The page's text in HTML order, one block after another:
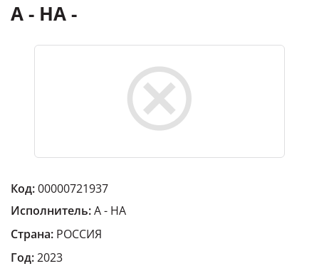
A - HA -
Код:00000721937
Исполнитель:A - HA
Страна: РОССИЯ
Год:2023